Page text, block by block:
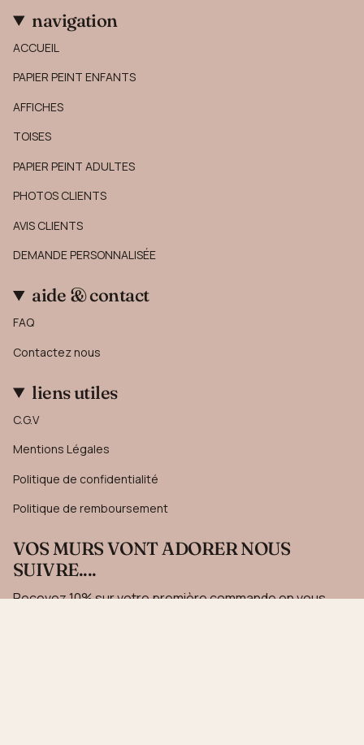
navigation
ACCUEIL
PAPIER PEINT ENFANTS
AFFICHES
TOISES
PAPIER PEINT ADULTES
PHOTOS CLIENTS
AVIS CLIENTS
DEMANDE PERSONNALISÉE
aide & contact
FAQ
Contactez nous
liens utiles
C.G.V
Mentions Légales
Politique de confidentialité
Politique de remboursement
VOS MURS VONT ADORER NOUS
SUIVRE....
Recevez 10% sur votre première commande en vous